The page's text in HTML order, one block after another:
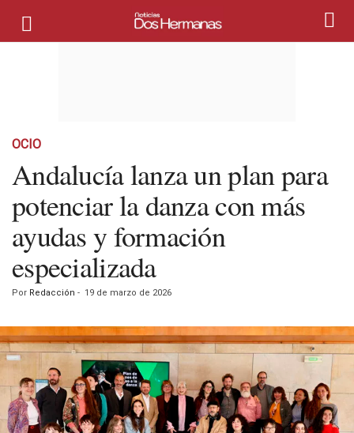
OCIO
Andalucía lanza un plan para
potenciar la danza con más
ayudas y formación
especializada
Por Redacción - 19 de marzo de 2026